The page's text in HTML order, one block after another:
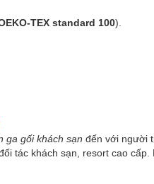
TEX standard 100).
ga gối khách sạn đến với người
tác khách sạn, resort cao